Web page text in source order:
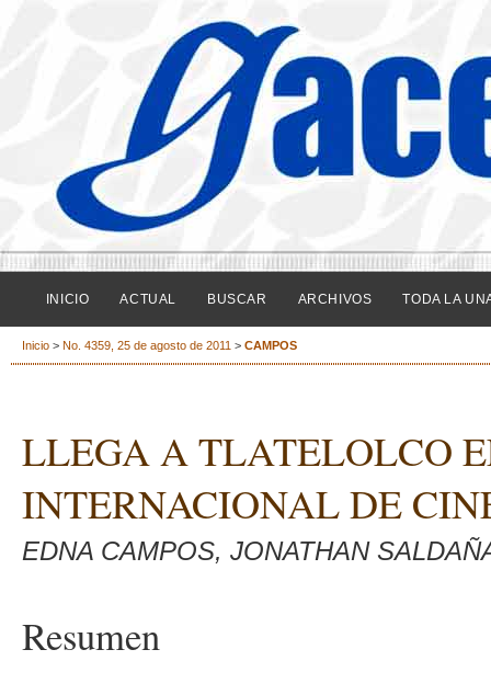
INICIO ACTUAL BUSCAR ARCHIVOS TODA LA
Inicio > No. 4359, 25 de agosto de 2011 > CAMPOS
LLEGA A TLATELOLCO
INTERNACIONAL DE
EDNA CAMPOS, JONATHAN
Resumen